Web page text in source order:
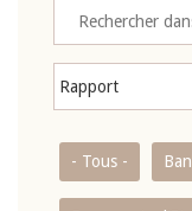
- Tous -